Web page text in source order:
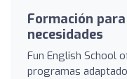
Formación
necesidades
Fun English School
programas